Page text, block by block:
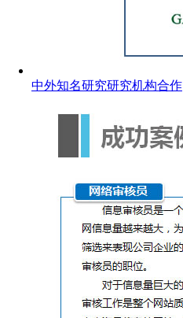
中外知名研究研究机构合作